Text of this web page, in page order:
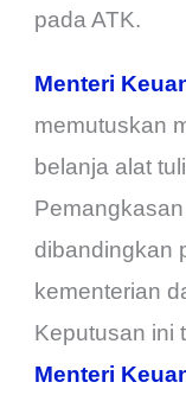
pada ATK.
Menteri
memutuskan
belanja alat
dibandingkan
kementerian
Keputusan ini
Menteri